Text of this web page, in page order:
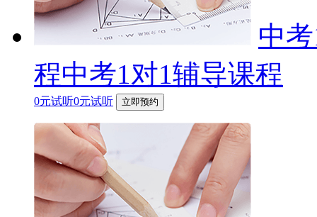
中
程中考1对1辅导课程
0元试听0元试听 立即预约